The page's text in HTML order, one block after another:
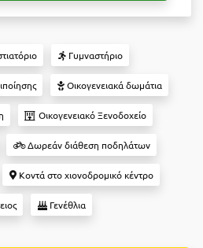
Γυμναστήριο
Οικογενειακά δωμάτια
Οικογενειακό Ξενοδοχείο
Δωρεάν διάθεση ποδηλάτων
Κοντά στο χιονοδρομικό κέντρο
Γενέθλια